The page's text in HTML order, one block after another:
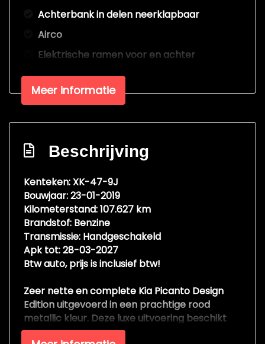
Achterbank in delen neerklapbaar
Airco
Elektrische ramen voor en achter
Lederen bekleding
Lederen interieur
Overige
Anti blokkeer systeem
Bestuurdersairbag
Camera achterzijde
Climate control
Meer informatie
Beschrijving
Kenteken: XK-47-9J
Bouwjaar: 23-01-2019
Kilometerstand: 107.627 km
Brandstof: Benzine
Transmissie: Handgeschakeld
Apk tot: 28-03-2027
Btw auto, prijs is inclusief btw!
Zeer nette en complete Kia Picanto Design
Edition uitgevoerd in een prachtige rood
metallic kleur. Deze luxe uitvoering beschikt
over veel extra’s en heeft een sportieve en